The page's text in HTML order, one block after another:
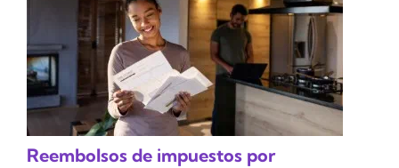
Reembolsos de impuestos por